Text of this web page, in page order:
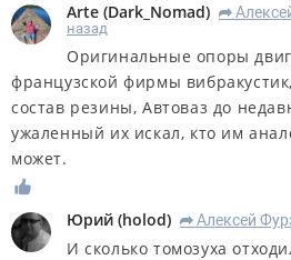
Arte (Dark_Nomad) R
назад
Оригинальные опоры
французской фирмы
состав резины, Автоваз до
ужаленный их искал, кто им
может.
Юрий (holod) R Алексей
И сколько томозуха